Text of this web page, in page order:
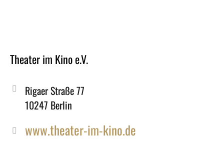
Theater im Kino e.V.
Rigaer Straße 77
10247 Berlin
www.theater-im-kino.de